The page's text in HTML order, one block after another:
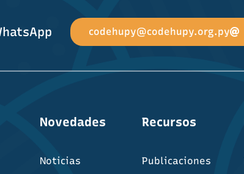
codehupy@codehupy.org.py
Novedades
Noticias
Recursos
Publicaciones